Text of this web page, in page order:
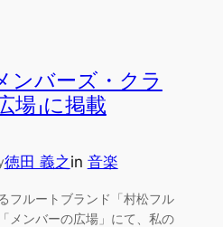
ンバーズ・クラ
場」に掲載
徳田 義之in 音楽
フルートブランド「村松フル
メンバーの広場」にて、私の